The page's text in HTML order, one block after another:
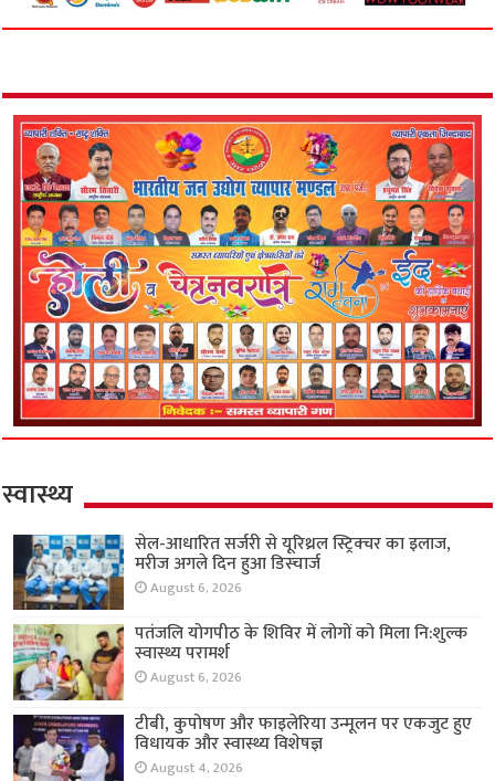
स्वास्थ्य
सेल-आधारित सर्जरी से यूरिथ्रल स्ट्रिक्चर का इलाज,
मरीज अगले दिन हुआ डिस्चार्ज
August 6, 2026
पतंजलि योगपीठ के शिविर में लोगों को मिला नि:शुल्क
स्वास्थ्य परामर्श
August 6, 2026
टीबी, कुपोषण और फाइलेरिया उन्मूलन पर एकजुट हुए
विधायक और स्वास्थ्य विशेषज्ञ
August 4, 2026